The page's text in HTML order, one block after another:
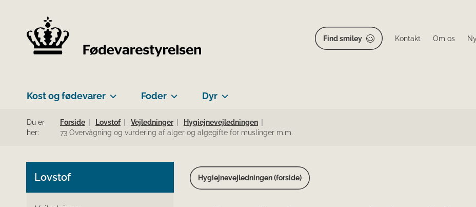
Find smiley Kontakt Om os
Kost og fødevarer Foder Dyr
Du er
her:
Forside Lovstof Vejledninger
Hygiejnevejledningen
73 Overvågning og vurdering af alger og algegifte for muslinger m.m.
Lovstof Hygiejnevejledningen (forside)